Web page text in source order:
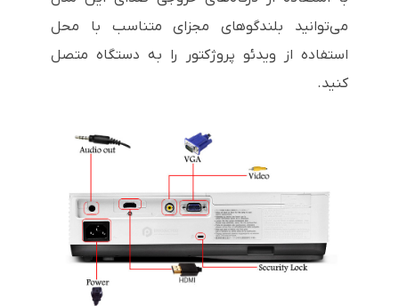
می‌توانید بلندگوهای مجزای متناسب با محل
استفاده از ویدئو پروژکتور را به دستگاه متصل
کنید.